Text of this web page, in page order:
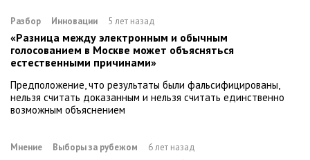
Разбор Инновации 5 лет назад
«Разница между электронным и обычным
голосованием в Москве может объясняться
естественными причинами»
Предположение, что результаты были фальсифицированы,
нельзя считать доказанным и нельзя считать единственно
возможным объяснением
Мнение Выборы за рубежом 6 лет назад